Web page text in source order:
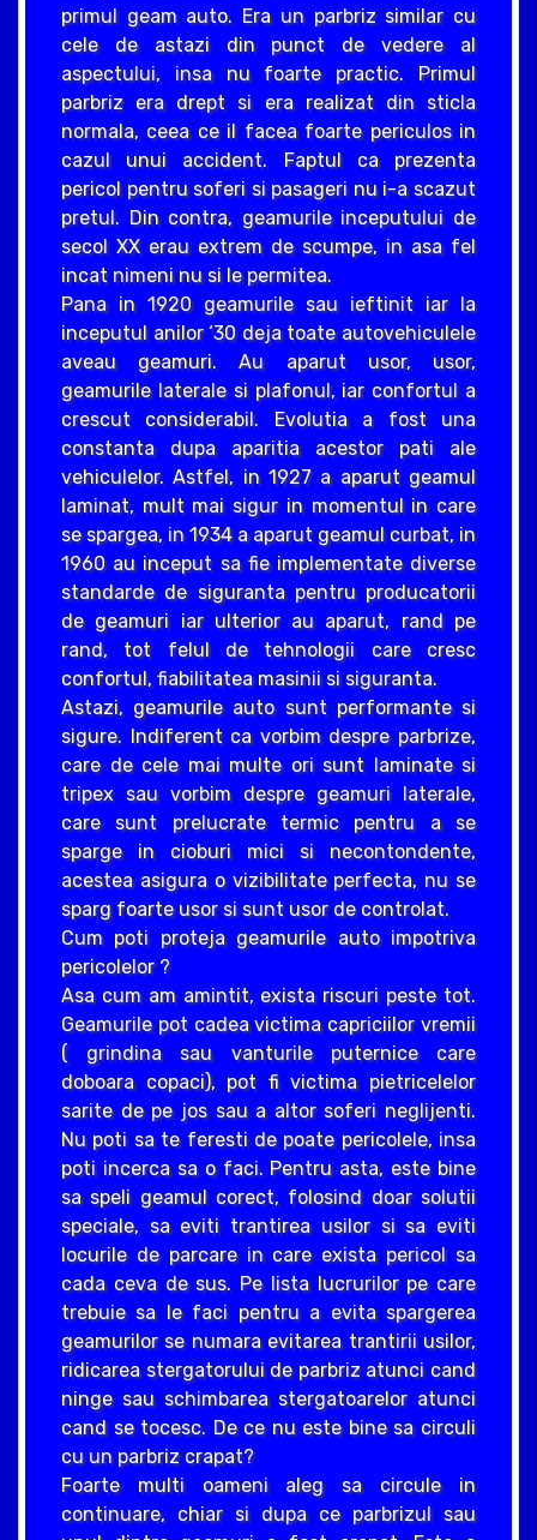
primul geam auto. Era un parbriz similar cu
cele de astazi din punct de vedere al
aspectului, insa nu foarte practic. Primul
parbriz era drept si era realizat din sticla
normala, ceea ce il facea foarte periculos in
cazul unui accident. Faptul ca prezenta
pericol pentru soferi si pasageri nu i-a scazut
pretul. Din contra, geamurile inceputului de
secol XX erau extrem de scumpe, in asa fel
incat nimeni nu si le permitea.
Pana in 1920 geamurile sau ieftinit iar la
inceputul anilor ‘30 deja toate autovehiculele
aveau geamuri. Au aparut usor, usor,
geamurile laterale si plafonul, iar confortul a
crescut considerabil. Evolutia a fost una
constanta dupa aparitia acestor pati ale
vehiculelor. Astfel, in 1927 a aparut geamul
laminat, mult mai sigur in momentul in care
se spargea, in 1934 a aparut geamul curbat, in
1960 au inceput sa fie implementate diverse
standarde de siguranta pentru producatorii
de geamuri iar ulterior au aparut, rand pe
rand, tot felul de tehnologii care cresc
confortul, fiabilitatea masinii si siguranta.
Astazi, geamurile auto sunt performante si
sigure. Indiferent ca vorbim despre parbrize,
care de cele mai multe ori sunt laminate si
tripex sau vorbim despre geamuri laterale,
care sunt prelucrate termic pentru a se
sparge in cioburi mici si necontondente,
acestea asigura o vizibilitate perfecta, nu se
sparg foarte usor si sunt usor de controlat.
Cum poti proteja geamurile auto impotriva
pericolelor ?
Asa cum am amintit, exista riscuri peste tot.
Geamurile pot cadea victima capriciilor vremii
( grindina sau vanturile puternice care
doboara copaci), pot fi victima pietricelelor
sarite de pe jos sau a altor soferi neglijenti.
Nu poti sa te feresti de poate pericolele, insa
poti incerca sa o faci. Pentru asta, este bine
sa speli geamul corect, folosind doar solutii
speciale, sa eviti trantirea usilor si sa eviti
locurile de parcare in care exista pericol sa
cada ceva de sus. Pe lista lucrurilor pe care
trebuie sa le faci pentru a evita spargerea
geamurilor se numara evitarea trantirii usilor,
ridicarea stergatorului de parbriz atunci cand
ninge sau schimbarea stergatoarelor atunci
cand se tocesc. De ce nu este bine sa circuli
cu un parbriz crapat?
Foarte multi oameni aleg sa circule in
continuare, chiar si dupa ce parbrizul sau